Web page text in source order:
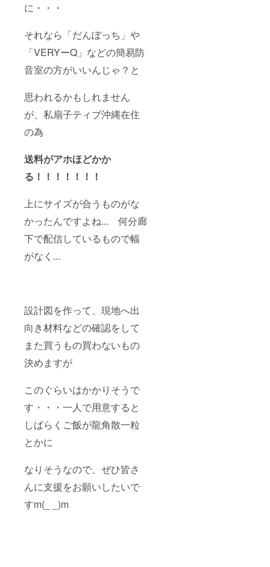
に・・・
それなら「だんぼっち」や
「VERYーQ」などの簡易防
音室の方がいいんじゃ？と
思われるかもしれません
が、私扇子ティブ沖縄在住
の為
送料がアホほどかか
る！！！！！！！
上にサイズが合うものがな
かったんですよね... 何分廊
下で配信しているもので幅
がなく...
設計図を作って、現地へ出
向き材料などの確認をして
また買うもの買わないもの
決めますが
このぐらいはかかりそうで
す・・・一人で用意すると
しばらくご飯が龍角散一粒
とかに
なりそうなので、ぜひ皆さ
んに支援をお願いしたいで
すm(_ _)m